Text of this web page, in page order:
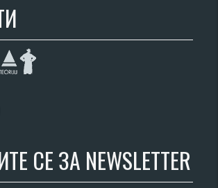
СЕ ЗА NEWSLETTER